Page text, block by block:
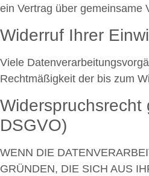
ein Vertrag über gemeinsame
Widerruf Ihrer
Viele
Rechtmäßigkeit der bis zum
DSGVO)
WENN DIE
GRÜNDEN, DIE SICH AUS